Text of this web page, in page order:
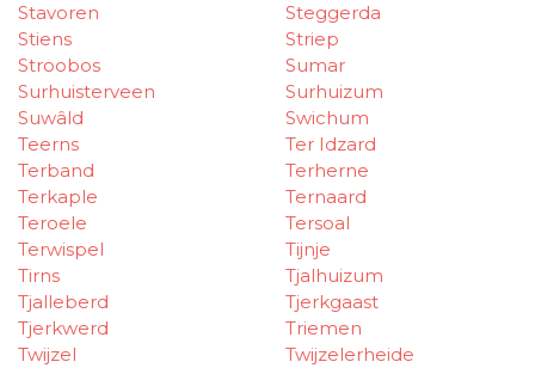
Stavoren
Steggerda
Stiens
Striep
Stroobos
Sumar
Surhuisterveen
Surhuizum
Suwâld
Swichum
Teerns
Ter Idzard
Terband
Terherne
Terkaple
Ternaard
Teroele
Tersoal
Terwispel
Tijnje
Tirns
Tjalhuizum
Tjalleberd
Tjerkgaast
Tjerkwerd
Triemen
Twijzel
Twijzelerheide